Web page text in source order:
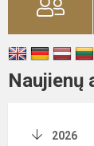
Naujienų
2026